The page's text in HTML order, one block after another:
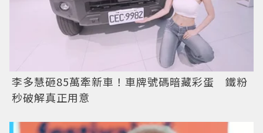
李多慧砸85萬牽新車！車牌號碼暗藏彩蛋 鐵粉
秒破解真正用意